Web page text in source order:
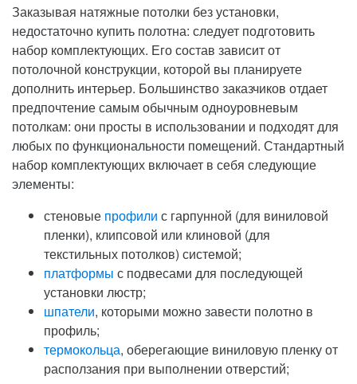
Заказывая натяжные потолки без установки,
недостаточно купить полотна: следует подготовить
набор комплектующих. Его состав зависит от
потолочной конструкции, которой вы планируете
дополнить интерьер. Большинство заказчиков отдает
предпочтение самым обычным одноуровневым
потолкам: они просты в использовании и подходят для
любых по функциональности помещений. Стандартный
набор комплектующих включает в себя следующие
элементы:
стеновые профили с гарпунной (для виниловой
пленки), клипсовой или клиновой (для
текстильных потолков) системой;
платформы с подвесами для последующей
установки люстр;
шпатели, которыми можно завести полотно в
профиль;
термокольца, оберегающие виниловую пленку от
расползания при выполнении отверстий;